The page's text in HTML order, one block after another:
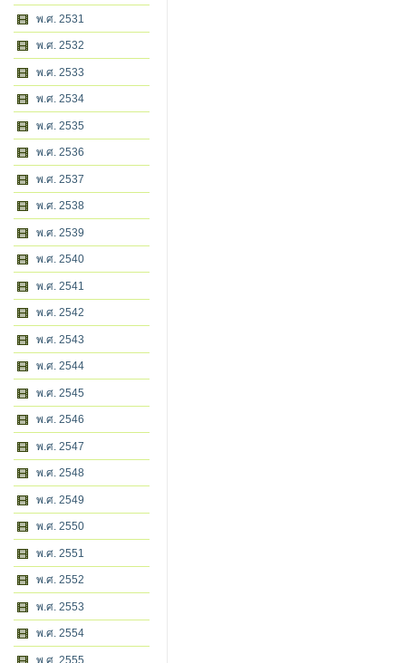
พ.ศ. 2531
พ.ศ. 2532
พ.ศ. 2533
พ.ศ. 2534
พ.ศ. 2535
พ.ศ. 2536
พ.ศ. 2537
พ.ศ. 2538
พ.ศ. 2539
พ.ศ. 2540
พ.ศ. 2541
พ.ศ. 2542
พ.ศ. 2543
พ.ศ. 2544
พ.ศ. 2545
พ.ศ. 2546
พ.ศ. 2547
พ.ศ. 2548
พ.ศ. 2549
พ.ศ. 2550
พ.ศ. 2551
พ.ศ. 2552
พ.ศ. 2553
พ.ศ. 2554
พ.ศ. 2555